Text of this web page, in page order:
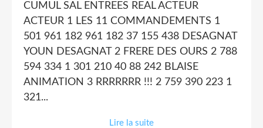
CUMUL SAL ENTREES REAL ACTEUR
ACTEUR 1 LES 11 COMMANDEMENTS 1
501 961 182 961 182 37 155 438 DESAGNAT
YOUN DESAGNAT 2 FRERE DES OURS 2 788
594 334 1 301 210 40 88 242 BLAISE
ANIMATION 3 RRRRRRR !!! 2 759 390 223 1
321...
Lire la suite